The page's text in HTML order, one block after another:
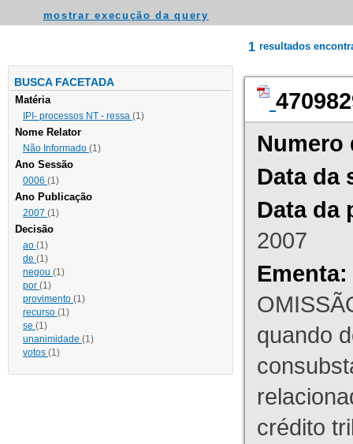
mostrar execução da query
BUSCA FACETADA
Matéria
IPI- processos NT - ressa (1)
Nome Relator
Não Informado (1)
Ano Sessão
0006 (1)
Ano Publicação
2007 (1)
Decisão
ao (1)
de (1)
negou (1)
por (1)
provimento (1)
recurso (1)
se (1)
unanimidade (1)
votos (1)
1 resultados
Numero
Data da
Data da
2007
Ementa:
quando
crédito